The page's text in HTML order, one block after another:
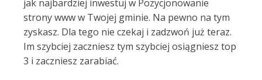
jak najbardziej inwestuj w Pozycjonowanie
strony www w Twojej gminie. Na pewno na tym
zyskasz. Dla tego nie czekaj i zadzwoń już teraz.
Im szybciej zaczniesz tym szybciej osiągniesz top
3 i zaczniesz zarabiać.